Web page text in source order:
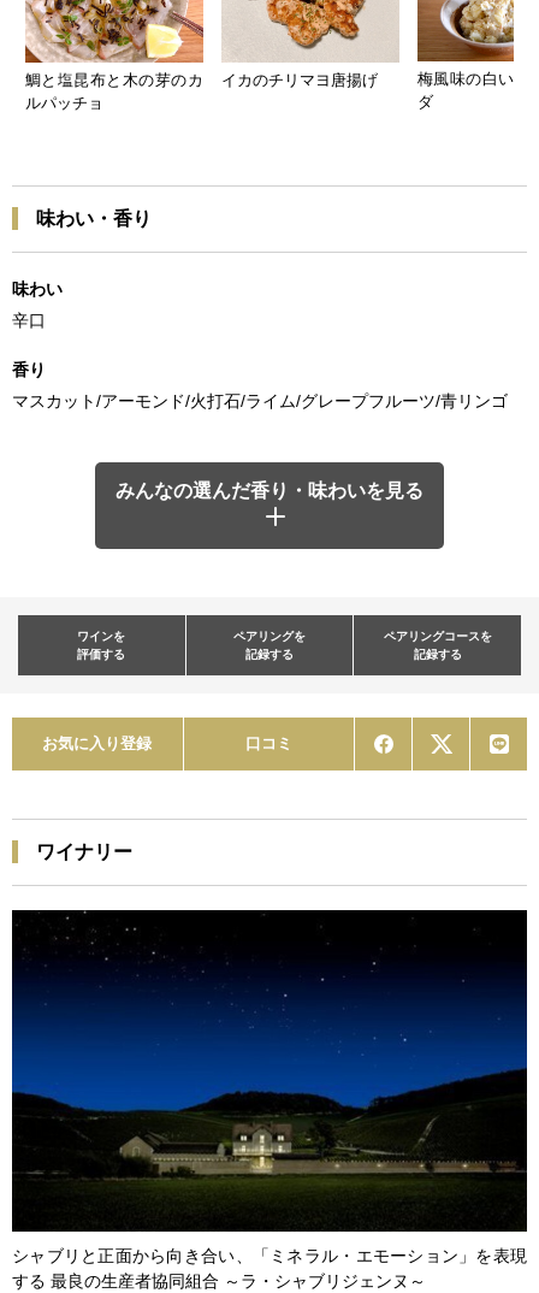
鯛と塩昆布と木の芽のカ
ルパッチョ
イカのチリマヨ唐揚げ
梅風味の白いポ
ダ
味わい・香り
味わい
辛口
香り
マスカット/アーモンド/火打石/ライム/グレープフルーツ/青リンゴ
みんなの選んだ香り・味わいを見る
ワインを
評価する
ペアリングを
記録する
ペアリングコースを
記録する
お気に入り登録 口コミ
ワイナリー
シャブリと正面から向き合い、「ミネラル・エモーション」を表現
する 最良の生産者協同組合 ～ラ・シャブリジェンヌ～